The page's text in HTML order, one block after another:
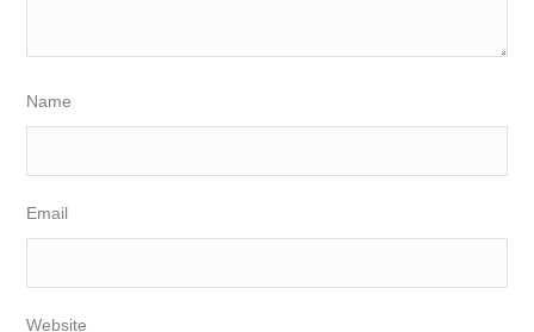
Name
Email
Website